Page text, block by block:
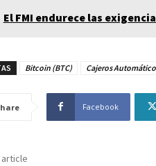
El FMI endurece las
Bitcoin (BTC) Cajeros
Facebook